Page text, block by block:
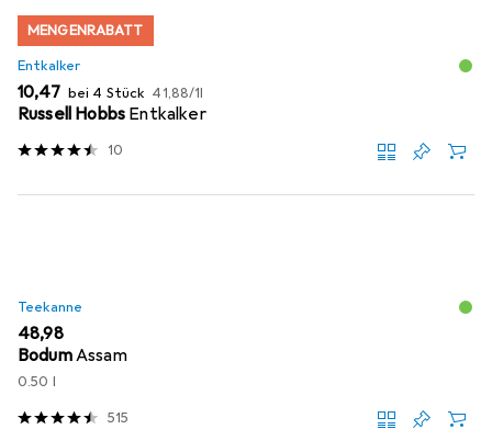
MENGENRABATT
Entkalker
EUR
10,47 bei 4 Stück EUR
41,88/1l
Russell Hobbs Entkalker
10
Teekanne
EUR
48,98
BodumAssam
0.50 l
515